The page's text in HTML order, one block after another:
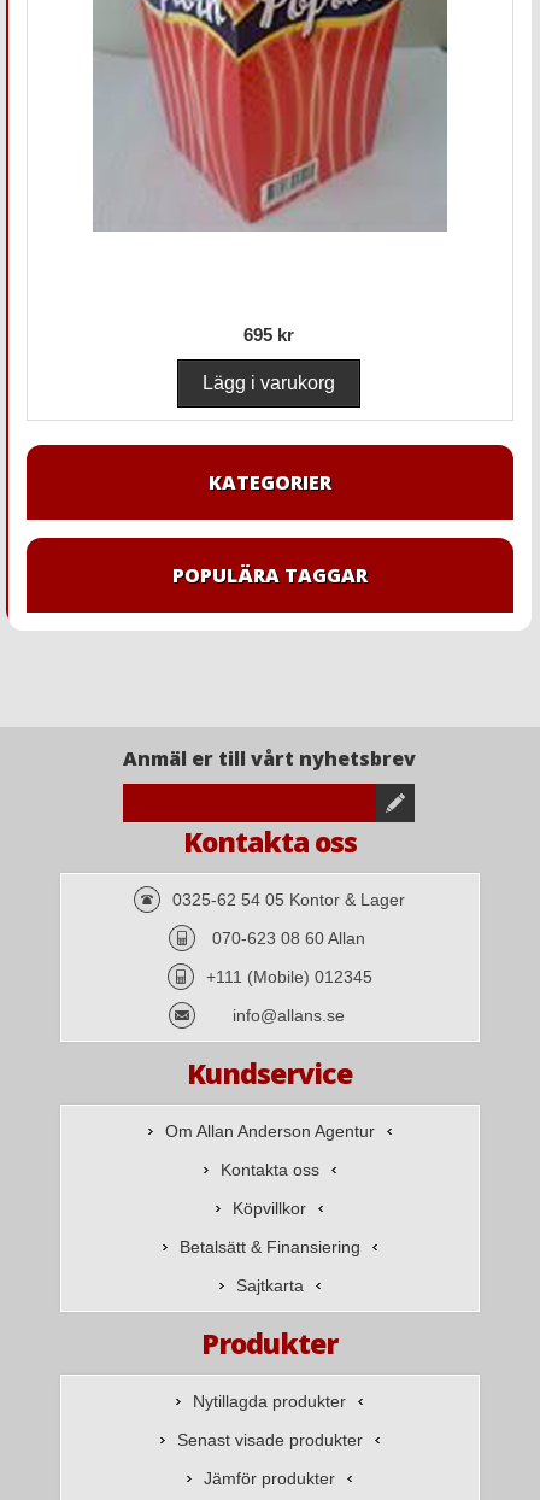
695 kr
KATEGORIER
POPULÄRA TAGGAR
Anmäl er till vårt nyhetsbrev
Kontakta oss
0325-62 54 05 Kontor & Lager
070-623 08 60 Allan
+111 (Mobile) 012345
info@allans.se
Kundservice
Om Allan Anderson Agentur
Kontakta oss
Köpvillkor
Betalsätt & Finansiering
Sajtkarta
Produkter
Nytillagda produkter
Senast visade produkter
Jämför produkter